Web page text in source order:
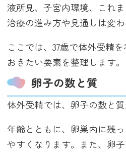
液所見、子宮内環境、これ
治療の進み方や見通しは変わ
ここでは、37歳で体外受精
おきたい要素を整理します。
卵子の数と質
体外受精では、卵子の数と
年齢とともに、卵巣内に残
やすくなります。また、卵